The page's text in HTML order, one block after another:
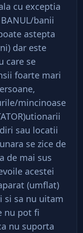
cu exceptia
banii
astepta
dar este
care se
foarte mari
mincinoase
sau locatii
se zice de
de mai sus
acestei
(umflat)
si sa nu uitam
nu pot fi
nu suporta